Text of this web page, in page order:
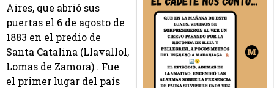
Aires, que abrió sus
puertas el 6 de agosto de
1883 en el predio de
Santa Catalina (Llavallol,
Lomas de Zamora) . Fue
el primer lugar del país